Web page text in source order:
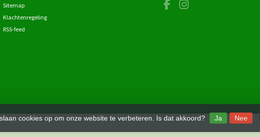
cookies op om onze website te verbeteren. Is dat akkoord? Ja Nee
Sitemap
Klachtenregeling
RSS-feed